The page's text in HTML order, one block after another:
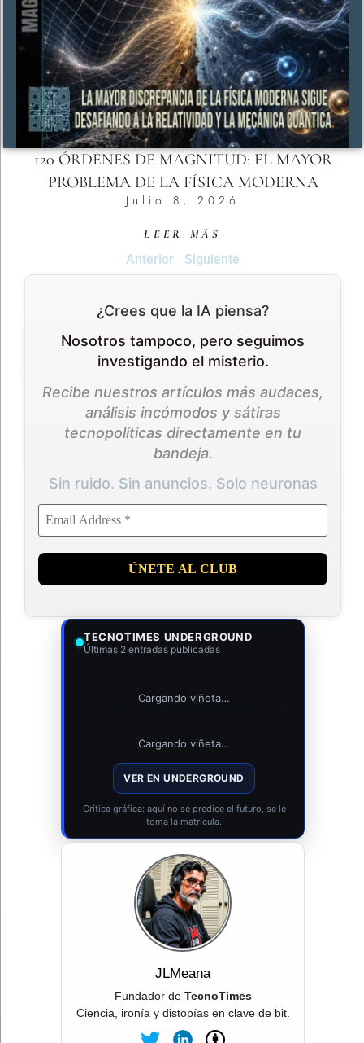
120 ÓRDENES DE MAGNITUD: EL MAYOR
PROBLEMA DE LA FÍSICA MODERNA
Julio 8, 2026
LEER MÁS
Anterior Siguiente
¿Crees que la IA piensa?
Nosotros tampoco, pero seguimos
investigando el misterio.
Recibe nuestros artículos más audaces,
análisis incómodos y sátiras
tecnopolíticas directamente en tu
bandeja.
Sin ruido. Sin anuncios. Solo neuronas
TECNOTIMES UNDERGROUND
Últimas 2 entradas publicadas
Cargando viñeta…
Cargando viñeta…
VER EN UNDERGROUND
Crítica gráfica: aquí no se predice el futuro, se le
toma la matrícula.
JLMeana
Fundador de TecnoTimes
Ciencia, ironía y distopías en clave de bit.